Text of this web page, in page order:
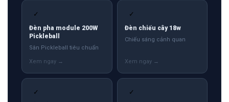
✓
Đèn pha module 200W
Pickleball
Sân Pickleball tiêu chuẩn
✓
Đèn chiếu cây 18w
Chiếu sáng cảnh quan
✓ ✓